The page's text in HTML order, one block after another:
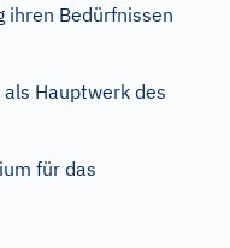
ihren Bedürfnissen
Hauptwerk des
für das